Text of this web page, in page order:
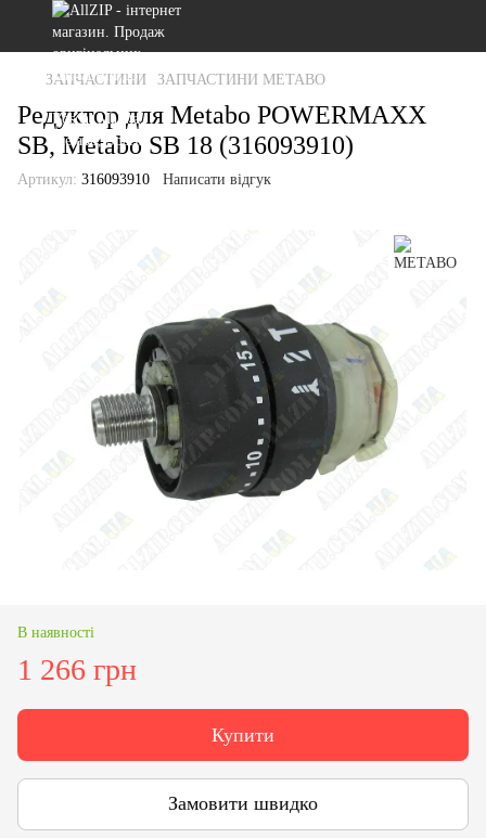
ЗАПЧАСТИНИ ЗАПЧАСТИНИ METABO
Редуктор для Metabo POWERMAXX
SB, Metabo SB 18 (316093910)
Артикул: 316093910 Написати відгук
В наявності
1 266 грн
Купити
Замовити швидко